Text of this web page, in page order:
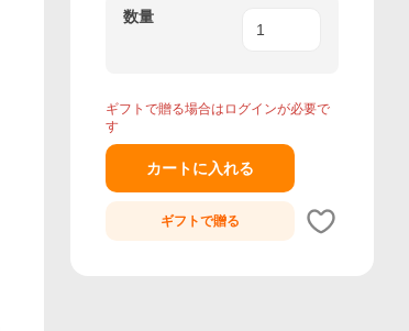
数量
ギフトで贈る場合はログインが必要で
す
カートに入れる
ギフトで贈る